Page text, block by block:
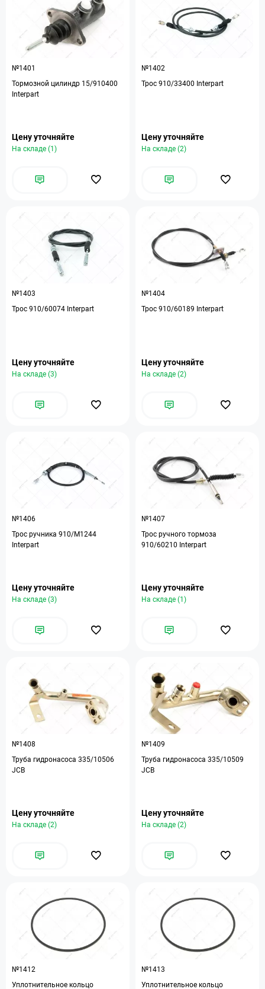
№1401
Тормозной цилиндр 15/910400
Interpart
Цену уточняйте
На складе (1)
№1402
Трос 910/33400 Interpart
Цену уточняйте
На складе (2)
№1403
Трос 910/60074 Interpart
Цену уточняйте
На складе (3)
№1404
Трос 910/60189 Interpart
Цену уточняйте
На складе (2)
№1406
Трос ручника 910/M1244
Interpart
Цену уточняйте
На складе (3)
№1407
Трос ручного тормоза
910/60210 Interpart
Цену уточняйте
На складе (1)
№1408
Труба гидронасоса 335/10506
JCB
Цену уточняйте
На складе (2)
№1409
Труба гидронасоса 335/10509
JCB
Цену уточняйте
На складе (2)
№1412
Уплотнительное кольцо
№1413
Уплотнительное кольцо